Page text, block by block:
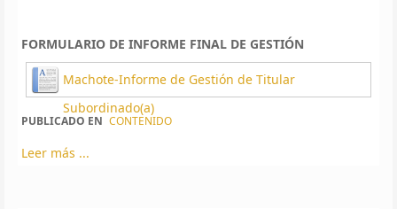
FORMULARIO DE INFORME FINAL DE GESTIÓN
Machote-Informe de Gestión de Titular
Subordinado(a)
PUBLICADO EN CONTENIDO
Leer más ...